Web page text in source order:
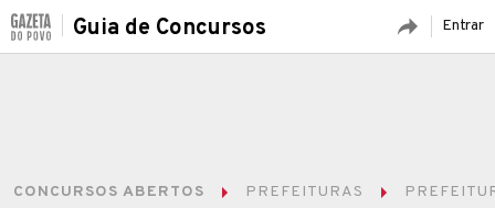
Entrar
Guia de Concursos
CONCURSOS ABERTOS PREFEITURAS